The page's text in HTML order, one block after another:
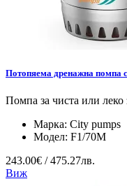
Потопяема дренажна помпа
Помпа за чиста или леко
Марка: City pumps
Модел: F1/70M
243.00€ / 475.27лв.
Виж